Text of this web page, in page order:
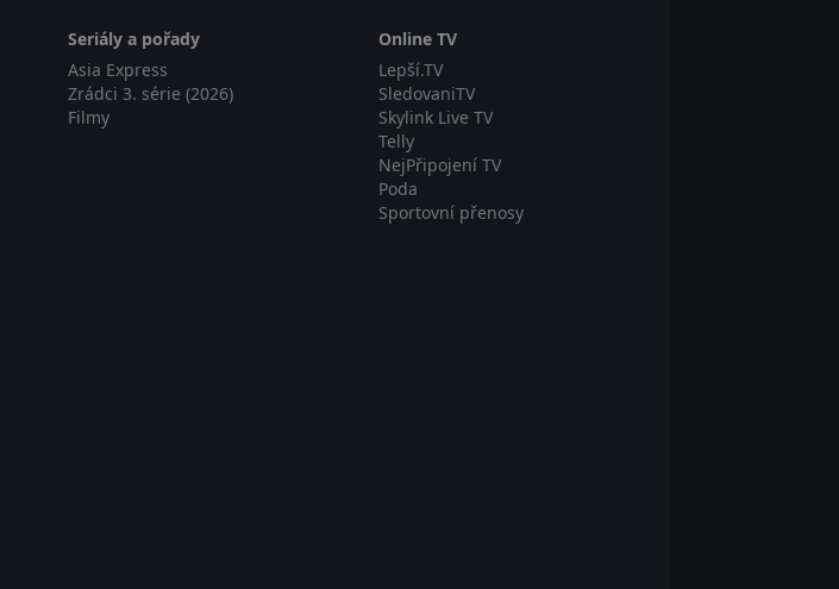
Seriály a pořady
Asia Express
Zrádci 3. série (2026)
Filmy
Online TV
Lepší.TV
SledovaniTV
Skylink Live TV
Telly
NejPřipojení TV
Poda
Sportovní přenosy